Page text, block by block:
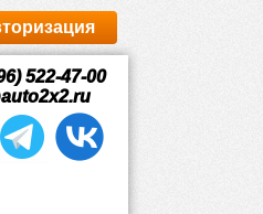
522-47-00